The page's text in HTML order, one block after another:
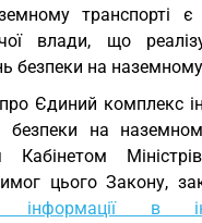
транспорті є
влади, що
безпеки на
Єдиний комплекс
на
Кабінетом
цього Закону,
в